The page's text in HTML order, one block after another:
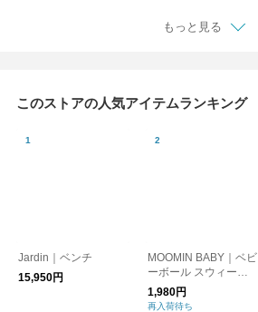
ャンプ・イス】【ガー
デニング】
もっと見る
このストアの人気アイテムランキング
Jardin｜ベンチ
15,950円
MOOMIN BABY｜ベビ
ーボール スウィート
ドリーム
1,980円
再入荷待ち